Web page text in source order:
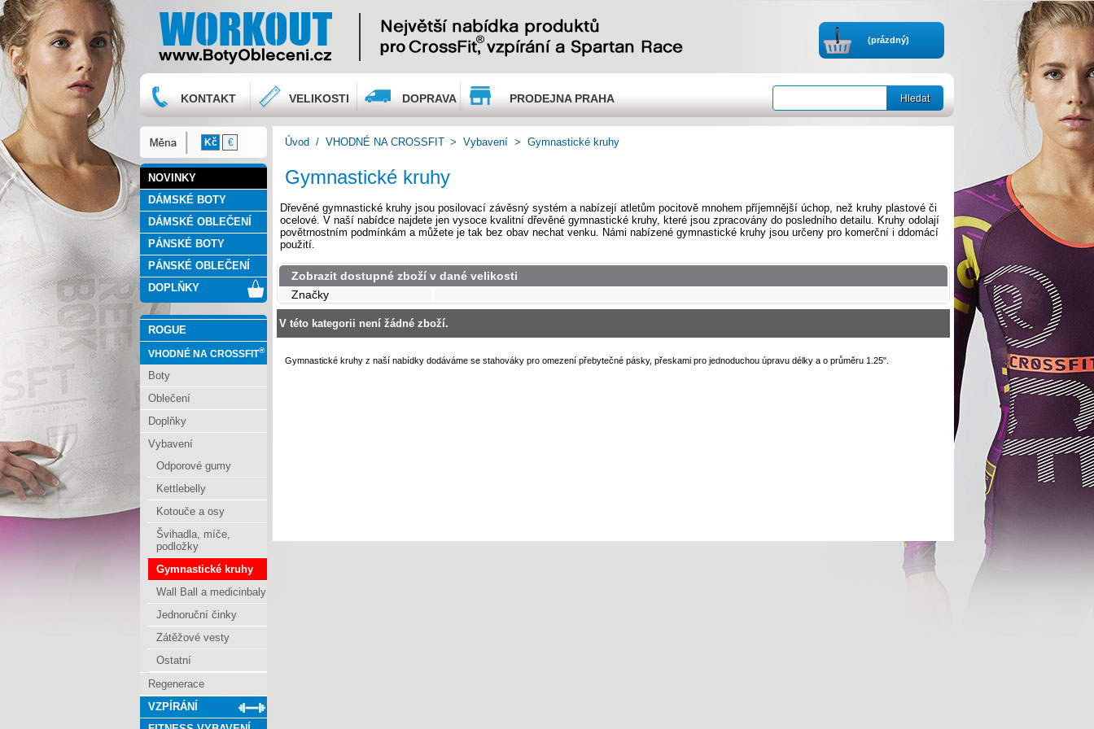
(prázdný)
KONTAKT VELIKOSTI DOPRAVA PRODEJNA PRAHA
Kč €
NOVINKY
DÁMSKÉ BOTY
DÁMSKÉ OBLEČENÍ
PÁNSKÉ BOTY
PÁNSKÉ OBLEČENÍ
DOPLŇKY
ROGUE
VHODNÉ NA CROSSFIT®
Boty
Oblečení
Doplňky
Vybavení
Odporové gumy
Kettlebelly
Kotouče a osy
Švihadla, míče,
podložky
Gymnastické kruhy
Wall Ball a medicinbaly
Jednoruční činky
Zátěžové vesty
Ostatní
Regenerace
VZPÍRÁNÍ
Úvod / VHODNÉ NA CROSSFIT > Vybavení > Gymnastické kruhy
Gymnastické kruhy
Dřevěné gymnastické kruhy jsou posilovací závěsný systém a nabízejí atletům pocitově mnohem příjemnější úchop, než kruhy plastové či
ocelové. V naší nabídce najdete jen vysoce kvalitní dřevěné gymnastické kruhy, které jsou zpracovány do posledního detailu. Kruhy odolají
povětrnostním podmínkám a můžete je tak bez obav nechat venku. Námi nabízené gymnastické kruhy jsou určeny pro komerční i ddomácí
použití.
Zobrazit dostupné zboží v dané velikosti
Značky
V této kategorii není žádné zboží.
Gymnastické kruhy z naší nabídky dodáváme se stahováky pro omezení přebytečné pásky, přeskami pro jednoduchou úpravu délky a o průměru 1.25".